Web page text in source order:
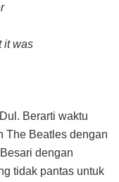
it was
Berarti waktu
The Beatles dengan
dengan
tidak pantas untuk